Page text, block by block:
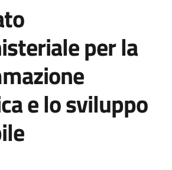
per la
e lo sviluppo